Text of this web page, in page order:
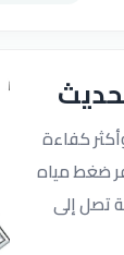
كفاءة
ضغط مياه
تصل إلى